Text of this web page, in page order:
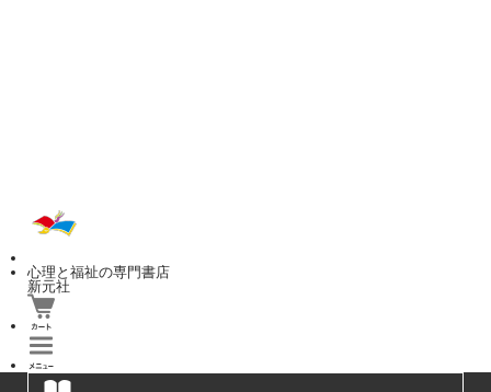
心理と福祉の専門書店
新元社